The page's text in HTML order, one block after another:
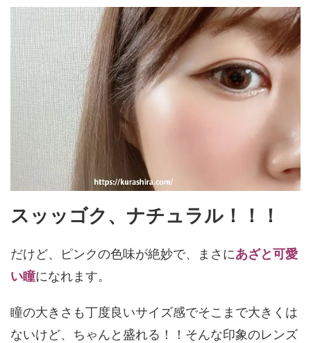
スッッゴク、ナチュラル！！！
だけど、ピンクの色味が絶妙で、まさにあざと可愛
い瞳になれます。
瞳の大きさも丁度良いサイズ感でそこまで大きくは
ないけど、ちゃんと盛れる！！そんな印象のレンズ